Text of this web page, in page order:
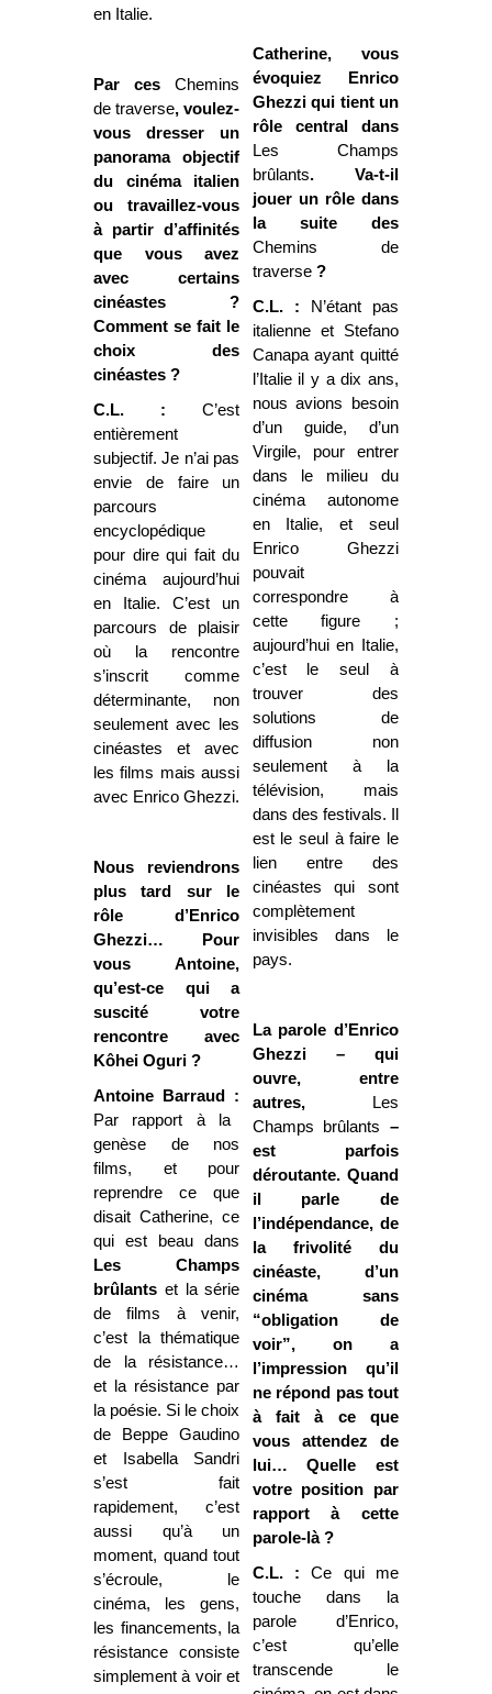
en Italie.
Par cesChemins
de traverse, voulez-
vous dresser un
panorama objectif
du cinéma italien
ou travaillez-vous
à partir d’affinités
que vous avez
avec certains
cinéastes ?
Comment se fait le
choix des
cinéastes ?
C.L. : C’est
entièrement
subjectif. Je n’ai pas
envie de faire un
parcours
encyclopédique
pour dire qui fait du
cinéma aujourd’hui
en Italie. C’est un
parcours de plaisir
où la rencontre
s’inscrit comme
déterminante, non
seulement avec les
cinéastes et avec
les films mais aussi
avec Enrico Ghezzi.
Nous reviendrons
plus tard sur le
rôle d’Enrico
Ghezzi… Pour
vous Antoine,
qu’est-ce qui a
suscité votre
rencontre avec
Kôhei Oguri ?
Antoine Barraud :
Par rapport à la
genèse de nos
films, et pour
reprendre ce que
disait Catherine, ce
qui est beau dans
Les Champs
brûlants et la série
de films à venir,
c’est la thématique
de la résistance…
et la résistance par
la poésie. Si le choix
de Beppe Gaudino
et Isabella Sandri
s’est fait
rapidement, c’est
aussi qu’à un
moment, quand tout
s’écroule, le
cinéma, les gens,
les financements, la
résistance consiste
simplement à voir et
Catherine, vous
évoquiez Enrico
Ghezzi qui tient un
rôle central dans
Les Champs
brûlants. Va-t-il
jouer un rôle dans
la suite des
Chemins de
traverse?
C.L. : N’étant pas
italienne et Stefano
Canapa ayant quitté
l’Italie il y a dix ans,
nous avions besoin
d’un guide, d’un
Virgile, pour entrer
dans le milieu du
cinéma autonome
en Italie, et seul
Enrico Ghezzi
pouvait
correspondre à
cette figure ;
aujourd’hui en Italie,
c’est le seul à
trouver des
solutions de
diffusion non
seulement à la
télévision, mais
dans des festivals. Il
est le seul à faire le
lien entre des
cinéastes qui sont
complètement
invisibles dans le
pays.
La parole d’Enrico
Ghezzi – qui
ouvre, entre
autres, Les
Champs brûlants –
est parfois
déroutante. Quand
il parle de
l’indépendance, de
la frivolité du
cinéaste, d’un
cinéma sans
“obligation de
voir”, on a
l’impression qu’il
ne répond pas tout
à fait à ce que
vous attendez de
lui… Quelle est
votre position par
rapport à cette
parole-là ?
C.L. : Ce qui me
touche dans la
parole d’Enrico,
c’est qu’elle
transcende le